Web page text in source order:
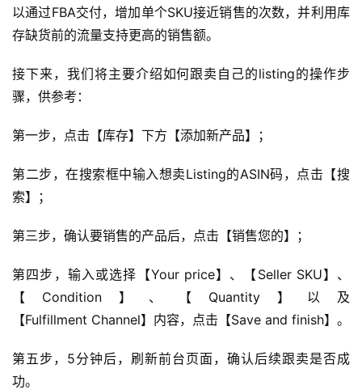
首
页
全
球
店
以通过FBA交付，增加单个SKU接近销售的次数，并利用库
存缺货前的流量支持更高的销售额。
接下来，我们将主要介绍如何跟卖自己的listing的操作步
骤，供参考：
第一步，点击【库存】下方【添加新产品】；
第二步，在搜索框中输入想卖Listing的ASIN码，点击【搜
索】；
第三步，确认要销售的产品后，点击【销售您的】；
第四步，输入或选择【Your price】、【Seller SKU】、
【Condition】、【Quantity】以及
【Fulfillment Channel】内容，点击【Save and finish】。
第五步，5分钟后，刷新前台页面，确认后续跟卖是否成
功。